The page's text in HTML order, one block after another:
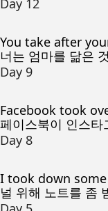
Day 12
You take after
너는 엄마를 닮은
Day 9
Facebook took
페이스북이 인스타
Day 8
I took down
널 위해 노트를 좀